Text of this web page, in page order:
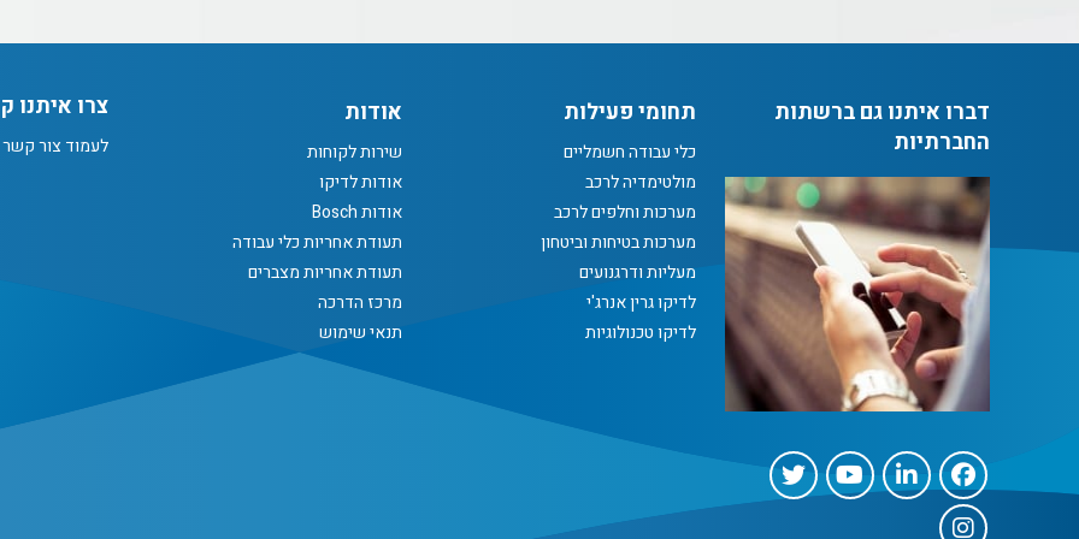
דברו איתנו גם ברשתות
החברתיות
תחומי פעילות
כלי עבודה חשמליים
מולטימדיה לרכב
מערכות וחלפים לרכב
מערכות בטיחות וביטחון
מעליות ודרגנועים
לדיקו גרין אנרג'י
לדיקו טכנולוגיות
אודות
שירות לקוחות
אודות לדיקו
אודות Bosch
תעודת אחריות כלי עבודה
תעודת אחריות מצברים
מרכז הדרכה
תנאי שימוש
צרו איתנו
לעמוד צור קשר